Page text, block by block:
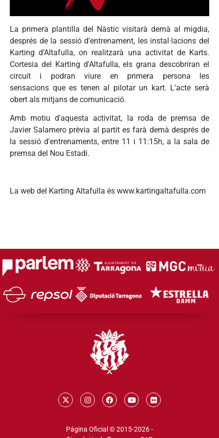
La primera plantilla del Nàstic visitarà demà al migdia,
després de la sessió d'entrenament, les instal·lacions del
Karting d'Altafulla, on realitzarà una activitatde Karts.
Cortesia del Karting d'Altafulla, elsgrana descobriran el
circuit i podran viure en primera persona les
sensacions que es tenen al pilotarun kart. L'acte serà
obert als mitjans de comunicació.
Amb motiu d'aquesta activitat, la roda de premsa de
JavierSalamero prèvia al partit es farà demà desprésde
la sessió d'entrenaments, entre 11 i 11:15h, a la sala de
premsa del Nou Estadi.
La web del Karting Altafulla és www.kartingaltafulla.com
Página Oficial © 2015-2026 -